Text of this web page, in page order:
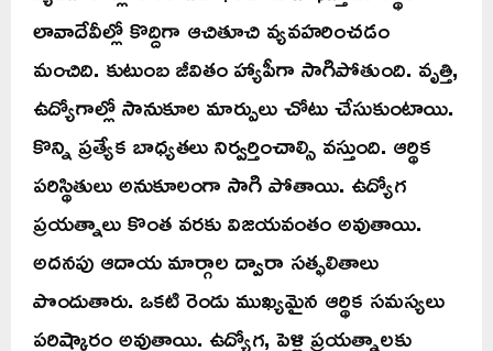
లావాదేవీల్లో కొద్దిగా ఆచితూచి వ్యవహరించడం
మంచిది. కుటుంబ జీవితం హ్యాపీగా సాగిపోతుంది. వృత్తి,
ఉద్యోగాల్లో సానుకూల మార్పులు చోటు చేసుకుంటాయి.
కొన్ని ప్రత్యేక బాధ్యతలు నిర్వర్తించాల్సి వస్తుంది. ఆర్థిక
పరిస్థితులు అనుకూలంగా సాగి పోతాయి. ఉద్యోగ
ప్రయత్నాలు కొంత వరకు విజయవంతం అవుతాయి.
అదనపు ఆదాయ మార్గాల ద్వారా సత్ఫలితాలు
పొందుతారు. ఒకటి రెండు ముఖ్యమైన ఆర్థిక సమస్యలు
పరిష్కారం అవుతాయి. ఉద్యోగ, పెళ్లి ప్రయత్నాలకు